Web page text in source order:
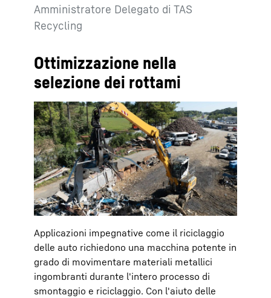
Amministratore Delegato di TAS
Recycling
Ottimizzazione nella
selezione dei rottami
Applicazioni impegnative come il riciclaggio
delle auto richiedono una macchina potente in
grado di movimentare materiali metallici
ingombranti durante l'intero processo di
smontaggio e riciclaggio. Con l'aiuto delle